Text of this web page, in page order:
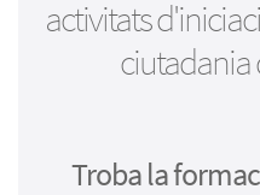
activitats
ciutadania
Troba la